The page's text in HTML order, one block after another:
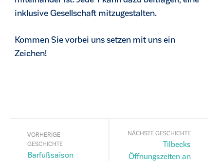
inklusive Gesellschaft mitzugestalten.
Kommen Sie vorbei uns setzen mit uns ein
Zeichen!
VORHERIGE
GESCHICHTE
Barfußsaison
NÄCHSTE GESCHICHTE
Tilbecks
Öffnungszeiten an